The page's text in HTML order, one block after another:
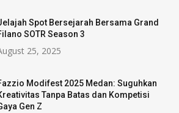
Spot Bersejarah Bersama Grand
SOTR Season 3
25, 2025
Modifest 2025 Medan: Suguhkan
Tanpa Batas dan Kompetisi
Gen Z